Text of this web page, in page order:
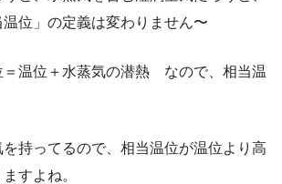
温位」の定義は変わりません〜
温位＋水蒸気の潜熱 なので、相当温
持ってるので、相当温位が温位より高
すよね。